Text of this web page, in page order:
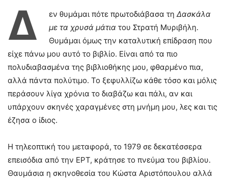
Δ εν θυμάμαι πότε πρωτοδιάβασα τη Δασκάλα
με τα χρυσά μάτια του Στρατή Μυριβήλη.
Θυμάμαι όμως την καταλυτική επίδραση που
είχε πάνω μου αυτό το βιβλίο. Είναι από τα πιο
πολυδιαβασμένα της βιβλιοθήκης μου, φθαρμένο πια,
αλλά πάντα πολύτιμο. Το ξεφυλλίζω κάθε τόσο και μόλις
περάσουν λίγα χρόνια το διαβάζω και πάλι, αν και
υπάρχουν σκηνές χαραγμένες στη μνήμη μου, λες και τις
έζησα ο ίδιος.
Η τηλεοπτική του μεταφορά, το 1979 σε δεκατέσσερα
επεισόδια από την ΕΡΤ, κράτησε το πνεύμα του βιβλίου.
Θαυμάσια η σκηνοθεσία του Κώστα Αριστόπουλου αλλά